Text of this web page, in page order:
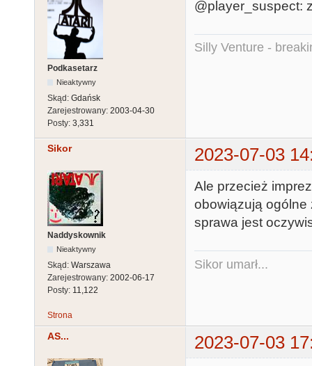
Podkasetarz
Nieaktywny
Skąd: Gdańsk
Zarejestrowany: 2003-04-30
Posty: 3,331
@player_suspect:
Silly Venture -
Sikor 2023-07-03
Naddyskownik
Nieaktywny
Skąd: Warszawa
Zarejestrowany: 2002-06-17
Posty: 11,122
Ale przecież
obowiązują ogólne
sprawa jest
Sikor umarł...
Strona
AS... 2023-07-03